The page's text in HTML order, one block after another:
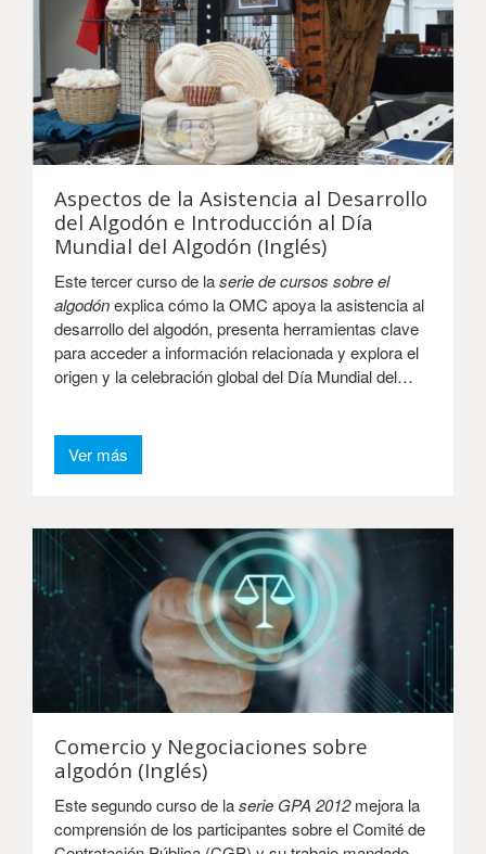
Aspectos de la Asistencia al Desarrollo
del Algodón e Introducción al Día
Mundial del Algodón (Inglés)
Este tercer curso de laserie de cursos sobre el
algodónexplica cómo la OMC apoya la asistencia al
desarrollo del algodón, presenta herramientas clave
para acceder a información relacionada y explora el
origen y la celebración global del Día Mundial del
Ver más
Comercio y Negociaciones sobre
algodón (Inglés)
Este segundo curso de laserie GPA 2012mejora la
comprensión de los participantes sobre el Comité de